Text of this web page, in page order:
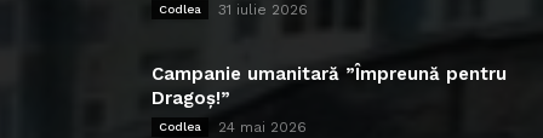
Codlea 31 iulie 2026
Campanie umanitară ”Împreună pentru
Dragoș!”
Codlea 24 mai 2026